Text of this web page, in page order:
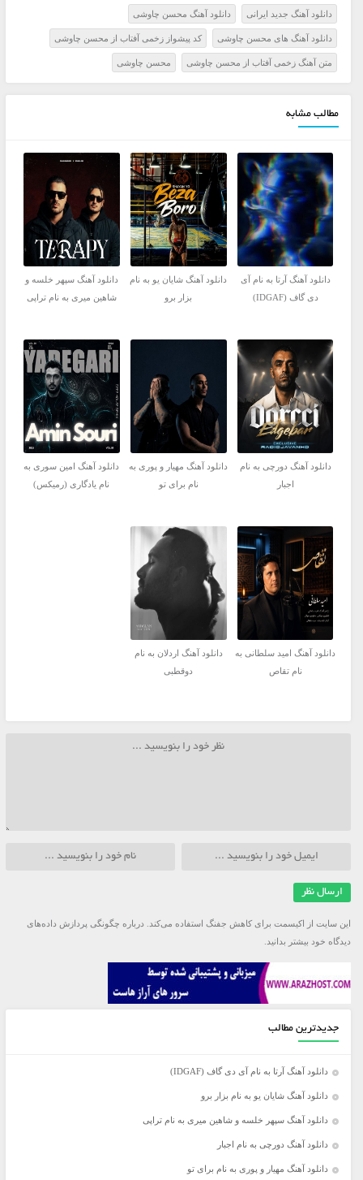
دانلود آهنگ جدید ایرانی دانلود آهنگ محسن چاوشی
دانلود آهنگ های محسن چاوشی کد پیشواز زخمی آفتاب از محسن چاوشی
متن آهنگ زخمی آفتاب از محسن چاوشی محسن چاوشی
مطالب مشابه
دانلود آهنگ آرتا به نام آی
دی گاف (IDGAF)
دانلود آهنگ شایان یو به نام
بزار برو
دانلود آهنگ سپهر خلسه و
شاهین میری به نام تراپی
دانلود آهنگ دورچی به نام
اجبار
دانلود آهنگ مهیار و پوری به
نام برای تو
دانلود آهنگ امین سوری به
نام یادگاری (رمیکس)
دانلود آهنگ امید سلطانی به
نام تقاص
دانلود آهنگ اردلان به نام
دوقطبی
این سایت از اکیسمت برای کاهش جفنگ استفاده می‌کند. درباره چگونگی پردازش داده‌های
دیدگاه خود بیشتر بدانید.
جدیدترین مطالب
دانلود آهنگ آرتا به نام آی دی گاف (IDGAF)
دانلود آهنگ شایان یو به نام بزار برو
دانلود آهنگ سپهر خلسه و شاهین میری به نام تراپی
دانلود آهنگ دورچی به نام اجبار
دانلود آهنگ مهیار و پوری به نام برای تو